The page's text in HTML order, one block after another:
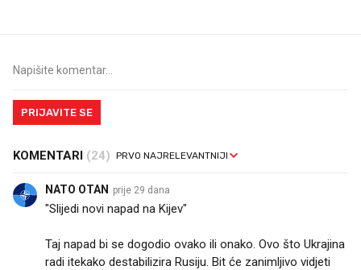
PRIJAVITE SE
KOMENTARI (24)
NATO OTAN prije 29 dana
"Slijedi novi napad na Kijev"
Taj napad bi se dogodio ovako ili onako. Ovo što Ukrajina
radi itekako destabilizira Rusiju. Bit će zanimljivo vidjeti